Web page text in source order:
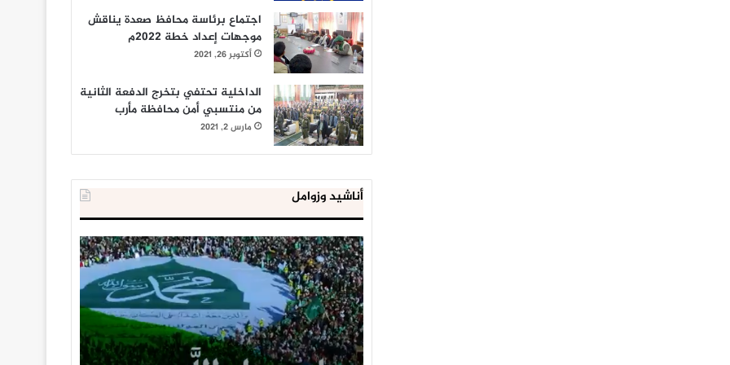
اجتماع برئاسة محافظ صعدة يناقش
موجهات إعداد خطة 2022م
أكتوبر 26, 2021
الداخلية تحتفي بتخرج الدفعة الثانية
من منتسبي أمن محافظة مأرب
مارس 2, 2021
أناشيد وزوامل
العدو
الإسرائيلي
اعتقل
543
طفلا
فلسطينيا
خلال
يناير 31, 2021
الداخلية
المصرية
إحباط
‘مخطط
كبير’
للإخوان